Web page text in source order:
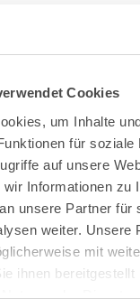
Cookies
um Inhalte
für soziale
auf unsere
Informationen zu
unsere Partner für
weiter. Unsere
mit
ihnen bereitgestellt
der Dienste
2
|AGB